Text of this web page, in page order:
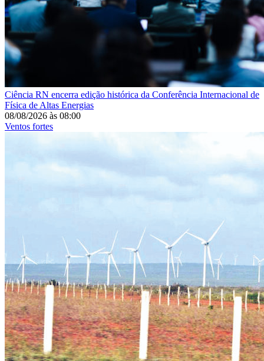
Ciência RN encerra edição histórica da Conferência Internacional de
Física de Altas Energias
08/08/2026 às 08:00
Ventos fortes